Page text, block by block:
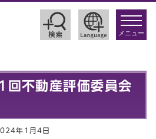
toggle
メニュー
不動産評価委員会
年1月4日